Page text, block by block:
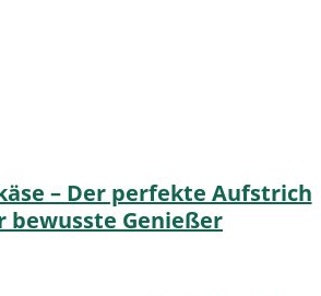
– Der perfekte Aufstrich
bewusste Genießer